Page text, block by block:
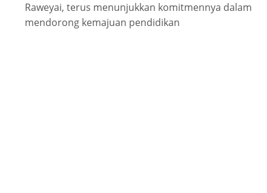
Raweyai, terus menunjukkan komitmennya dalam
mendorong kemajuan pendidikan